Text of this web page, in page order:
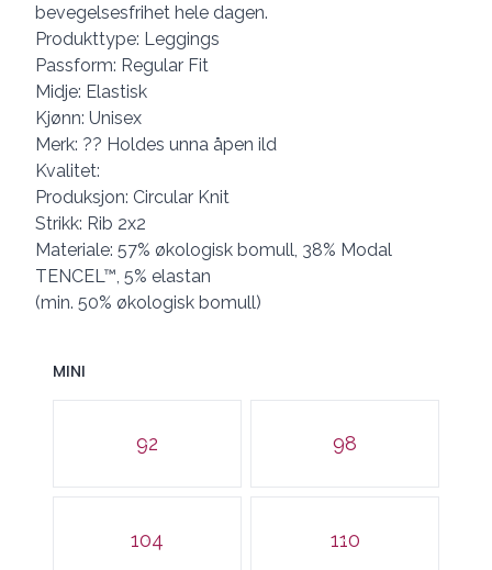
bevegelsesfrihet hele dagen.
Produkttype: Leggings
Passform: Regular Fit
Midje: Elastisk
Kjønn: Unisex
Merk: ?? Holdes unna åpen ild
Kvalitet:
Produksjon: Circular Knit
Strikk: Rib 2x2
Materiale: 57% økologisk bomull, 38% Modal
TENCEL™, 5% elastan
(min. 50% økologisk bomull)
MINI
Velg en MINI
92 98
104 110